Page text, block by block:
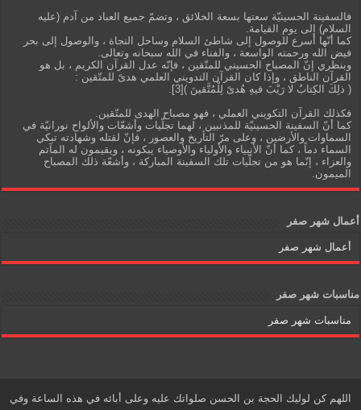
فالسفينة الحسينيّة سعتها بسعة الخلائق ، وتضمّ جميع العباد من آدم (عليه
السلام) إلى يوم القيامة.
كما أنّها أسرع للوصول إلى شاطئ السلام وساحل النجاة ، والوصول إلى بحر
فيض الله ورحمته الواسعة ، والفناء في الله سبحانه وتعالى.
وبنظري إنّ المصباح الحسيني للمتّقين ، فإنّه عدل القرآن الكريم ، بل هو
القرآن الناطق ، وإذا كان القرآن التدويني العلمي هدىً للمتّقين :
( ذلِكَ الكِتابُ لا رَيْبَ فيهِ هُدىً لِلْمُتَّقينَ )[3].
فكذلك القرآن التكويني العملي ، فهو مصباح الهدى للمتّقين.
كما أنّ السفينة الحسينيّة للمذنبين ، لهما تجلّيات وأشعّات والألواح نورانيّة في
السماوات والأرضين ، وعلى مرّ التأريخ والعصور ، فإنّ لقتله وشهادته تبكي
السماء دماً ، كما أنّ الأنبياء والأولياء والأوصياء يبكونه ، ويقيمون له المآتم
والعزاء ، إنّما هو من تجلّيات تلك السفينة المباركة ، وأشعّة ذلك المصباح
الميمون.
أعمال شهر صفر
أعمال شهر صفر
مناسبات شهر صفر
مناسبات شهر صفر
اللهم كن لوليك الحجة بن الحسن صلواتك عليه وعلى أبائه في هذه الساعة وفي